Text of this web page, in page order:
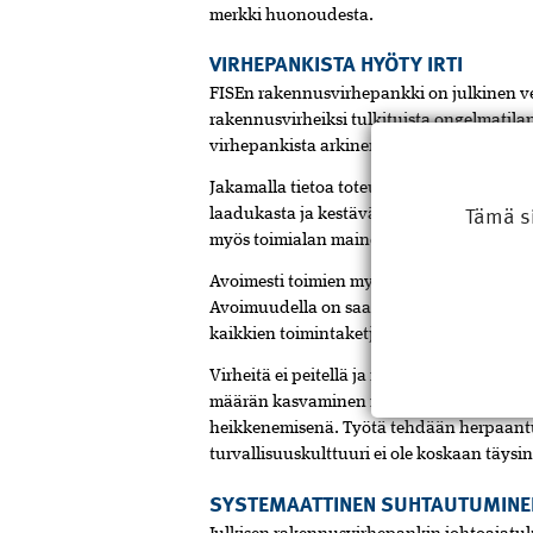
merkki huonoudesta.
VIRHEPANKISTA HYÖTY IRTI
FISEn rakennusvirhepankki on julkinen
rakennusvirheiksi tulkituista
virhepankista arkinen työkalu virheiden
Jakamalla tietoa toteutuneista
laadukasta ja kestävää rakentamista.
myös toimialan maine.
Avoimesti toimien myös ilmailualalla on
Avoimuudella on saatu toimintakulttuuri
kaikkien toimintaketjuun osallistuvien
Virheitä ei peitellä ja ne käsitellään
määrän kasvaminen nähdään
heikkenemisenä. Työtä tehdään
turvallisuuskulttuuri ei ole koskaan
SYSTEMAATTINEN
Tämä